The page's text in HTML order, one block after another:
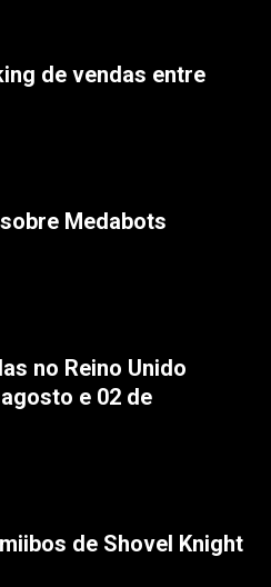
de vendas entre
Medabots
no Reino Unido
e 02 de
de Shovel Knight